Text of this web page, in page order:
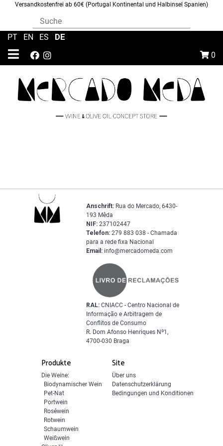
Versandkostenfrei ab 60€ (Portugal Kontinental und Halbinsel Spanien)
0
PT EN ES DE
Produkte
Die Weine:
Biodynamischer Wein
Pet-Nat
Portwein
Roséwein
Rotwein
Schaumwein
Weißwein
Site
Über uns
Datenschutzerklärung
Bedingungen und Konditionen
Anschrift: Rua do Mercado, 6430-
193 Mêda
NIF: 237102447
Telefon: 279 883 038 - Chamada
para a rede fixa Nacional
Email: info@mercadomeda.com
RAL: CNIACC - Centro Nacional de
Informação e Arbitragem de
Conflitos de Consumo
R. Dom Afonso Henriques Nº1,
4700-030 Braga